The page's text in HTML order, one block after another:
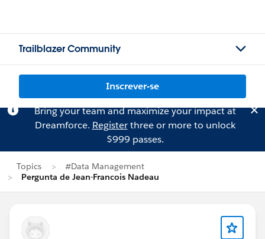
Trailblazer Community
Inscrever-se
Bring your team and maximize your impact at
Dreamforce. Registerthree or more to unlock
$999 passes.
Topics
#Data Management
Pergunta de Jean-Francois Nadeau